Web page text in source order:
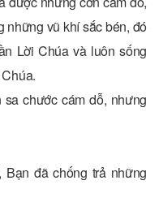
những vũ khí sắc bén, đó
Lời Chúa và luôn sống
chước cám dỗ, nhưng
đã chống trả những